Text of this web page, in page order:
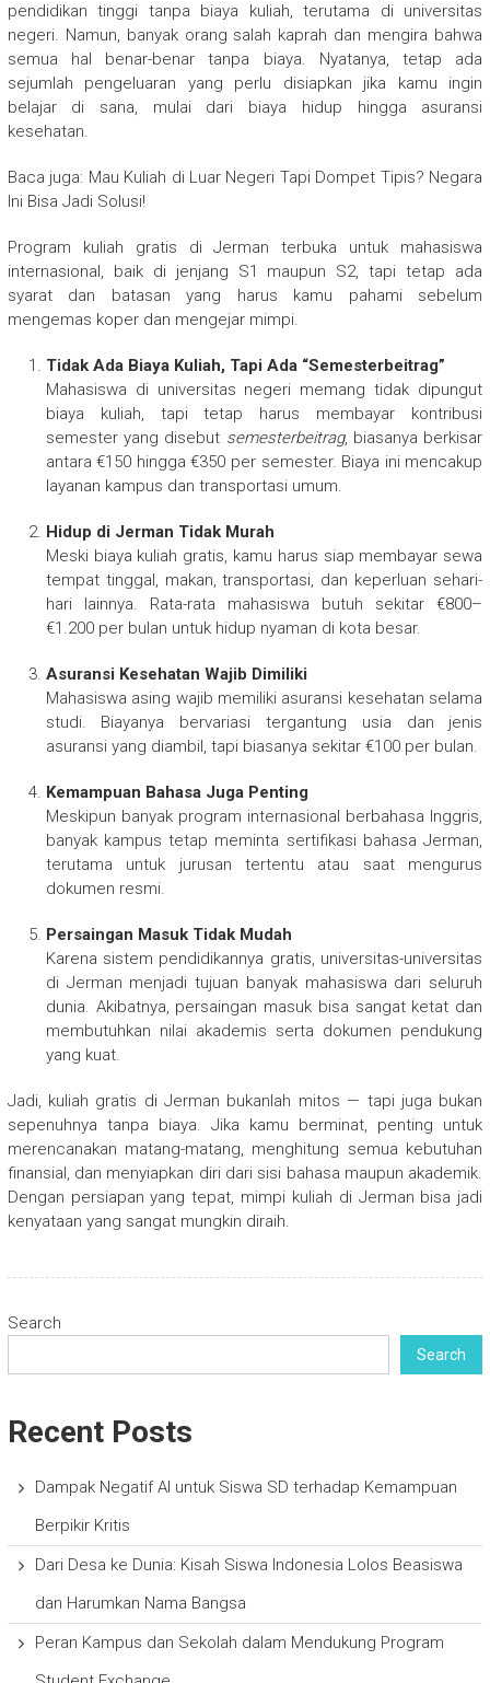
pendidikan tinggi tanpa biaya kuliah, terutama di universitas
negeri. Namun, banyak orang salah kaprah dan mengira bahwa
semua hal benar-benar tanpa biaya. Nyatanya, tetap ada
sejumlah pengeluaran yang perlu disiapkan jika kamu ingin
belajar di sana, mulai dari biaya hidup hingga asuransi
kesehatan.
Baca juga: Mau Kuliah di Luar Negeri Tapi Dompet Tipis? Negara
Ini Bisa Jadi Solusi!
Program kuliah gratis di Jerman terbuka untuk mahasiswa
internasional, baik di jenjang S1 maupun S2, tapi tetap ada
syarat dan batasan yang harus kamu pahami sebelum
mengemas koper dan mengejar mimpi.
Tidak Ada Biaya Kuliah, Tapi Ada “Semesterbeitrag”
Mahasiswa di universitas negeri memang tidak dipungut
biaya kuliah, tapi tetap harus membayar kontribusi
semester yang disebut semesterbeitrag, biasanya berkisar
antara €150 hingga €350 per semester. Biaya ini mencakup
layanan kampus dan transportasi umum.
Hidup di Jerman Tidak Murah
Meski biaya kuliah gratis, kamu harus siap membayar sewa
tempat tinggal, makan, transportasi, dan keperluan sehari-
hari lainnya. Rata-rata mahasiswa butuh sekitar €800–
€1.200 per bulan untuk hidup nyaman di kota besar.
Asuransi Kesehatan Wajib Dimiliki
Mahasiswa asing wajib memiliki asuransi kesehatan selama
studi. Biayanya bervariasi tergantung usia dan jenis
asuransi yang diambil, tapi biasanya sekitar €100 per bulan.
Kemampuan Bahasa Juga Penting
Meskipun banyak program internasional berbahasa Inggris,
banyak kampus tetap meminta sertifikasi bahasa Jerman,
terutama untuk jurusan tertentu atau saat mengurus
dokumen resmi.
Persaingan Masuk Tidak Mudah
Karena sistem pendidikannya gratis, universitas-universitas
di Jerman menjadi tujuan banyak mahasiswa dari seluruh
dunia. Akibatnya, persaingan masuk bisa sangat ketat dan
membutuhkan nilai akademis serta dokumen pendukung
yang kuat.
Jadi, kuliah gratis di Jerman bukanlah mitos — tapi juga bukan
sepenuhnya tanpa biaya. Jika kamu berminat, penting untuk
merencanakan matang-matang, menghitung semua kebutuhan
finansial, dan menyiapkan diri dari sisi bahasa maupun akademik.
Dengan persiapan yang tepat, mimpi kuliah di Jerman bisa jadi
kenyataan yang sangat mungkin diraih.
Search
Search
Recent Posts
Dampak Negatif AI untuk Siswa SD terhadap Kemampuan
Berpikir Kritis
Dari Desa ke Dunia: Kisah Siswa Indonesia Lolos Beasiswa
dan Harumkan Nama Bangsa
Peran Kampus dan Sekolah dalam Mendukung Program